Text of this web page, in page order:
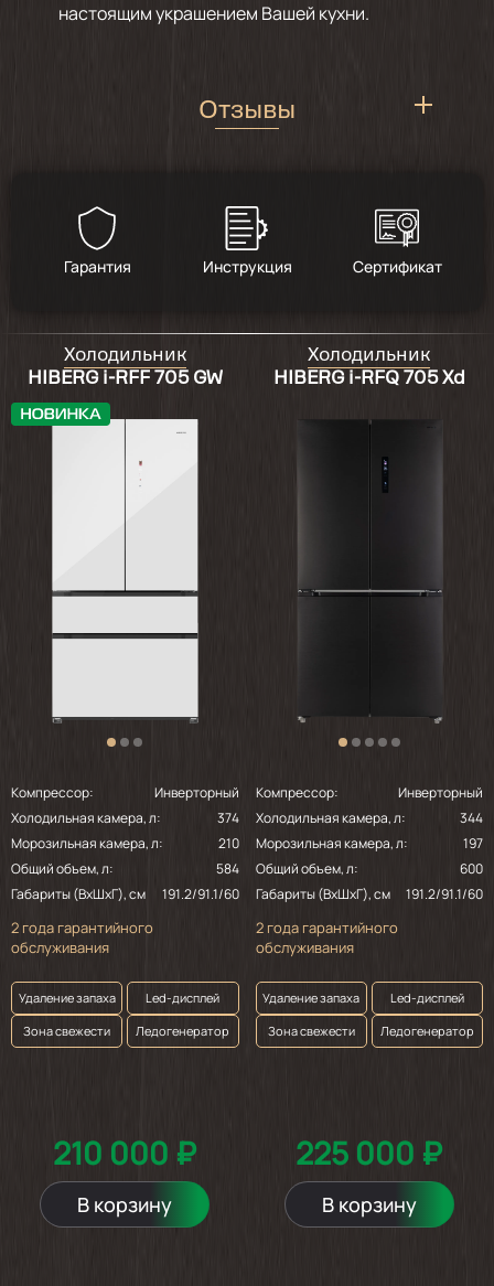
настоящим украшением Вашей кухни.
Отзывы
Хороший вместительный и тихий
Гарантия Инструкция Сертификат
Холодильник
HIBERG i-RFF 705 GW
Компрессор:
Инверторный
Холодильная камера, л:
374
Морозильная камера, л:
210
Общий объем, л:
584
Габариты (ВхШхГ), см
191.2/91.1/60
2 года гарантийного
обслуживания
Удаление запаха
Led-дисплей
Зона свежести
Ледогенератор
210 000 ₽
В корзину
Холодильник
HIBERG i-RFQ 705 Xd
Компрессор:
Инверторный
Холодильная камера, л:
344
Морозильная камера, л:
197
Общий объем, л:
600
Габариты (ВхШхГ), см
191.2/91.1/60
2 года гарантийного
обслуживания
Удаление запаха
Led-дисплей
Зона свежести
Ледогенератор
225 000 ₽
В корзину